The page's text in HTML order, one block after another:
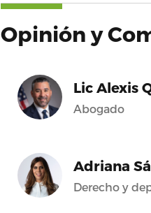
Opinión y
Lic Alexis
Abogado
Adriana
Derecho y